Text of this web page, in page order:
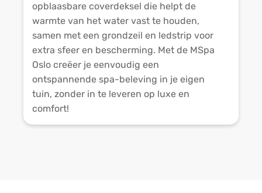
opblaasbare coverdeksel die helpt de
warmte van het water vast te houden,
samen met een grondzeil en ledstrip voor
extra sfeer en bescherming. Met de MSpa
Oslo creëer je eenvoudig een
ontspannende spa-beleving in je eigen
tuin, zonder in te leveren op luxe en
comfort!